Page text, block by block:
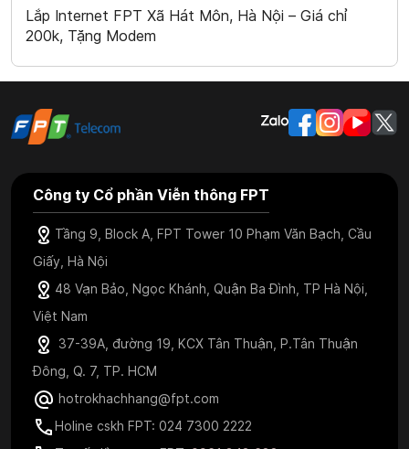
Lắp Internet FPT Xã Hát Môn, Hà Nội – Giá chỉ
200k, Tặng Modem
Công ty Cổ phần Viễn thông FPT
Tầng 9, Block A, FPT Tower 10 Phạm Văn Bạch, Cầu
Giấy, Hà Nội
48 Vạn Bảo, Ngọc Khánh, Quận Ba Đình, TP Hà Nội,
Việt Nam
37-39A, đường 19, KCX Tân Thuận, P.Tân Thuận
Đông, Q. 7, TP. HCM
hotrokhachhang@fpt.com
Holine cskh FPT: 024 7300 2222